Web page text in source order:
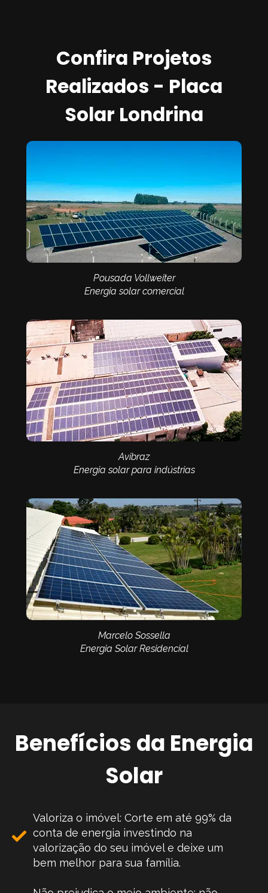
Confira Projetos
Realizados - Placa
Solar Londrina
Pousada Vollweiter
Energia solar comercial
Avibraz
Energia solar para indústrias
Marcelo Sossella
Energia Solar Residencial
Benefícios da Energia
Solar
Valoriza o imóvel: Corte em até 99% da
conta de energia investindo na
valorização do seu imóvel e deixe um
bem melhor para sua família.